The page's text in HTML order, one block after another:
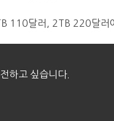
달러, 2TB 220달러
하고 싶습니다.